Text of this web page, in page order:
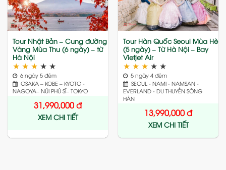
wishlist
Tour Nhật Bản – Cung đường
Vàng Mùa Thu (6 ngày) – từ
Hà Nội
★ ★ ★ ★ ★
6 ngày 5 đêm
OSAKA – KOBE – KYOTO -
NAGOYA– NÚI PHÚ SĨ– TOKYO
31,990,000đ
XEM CHI TIẾT
wishlist
Tour Hàn Quốc Seoul Mùa Hè
(5 ngày) – Từ Hà Nội – Bay
Vietjet Air
★ ★ ★ ★ ★
5 ngày 4 đêm
SEOUL - NAMI - NAMSAN -
EVERLAND - DU THUYỀN SÔNG
HÀN
13,990,000đ
XEM CHI TIẾT